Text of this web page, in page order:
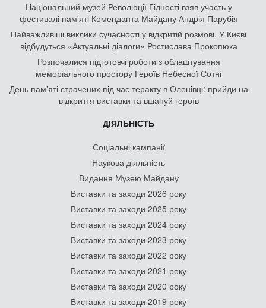
Національний музей Революції Гідності взяв участь у
фестивалі пам'яті Коменданта Майдану Андрія Парубія
Найважливіші виклики сучасності у відкритій розмові. У Києві
відбудуться «Актуальні діалоги» Ростислава Прокопюка
Розпочалися підготовчі роботи з облаштування
меморіального простору Героїв Небесної Сотні
День памʼяті страчених під час теракту в Оленівці: прийди на
відкриття виставки та вшануй героїв
ДІЯЛЬНІСТЬ
Соціальні кампанії
Наукова діяльність
Видання Музею Майдану
Виставки та заходи 2026 року
Виставки та заходи 2025 року
Виставки та заходи 2024 року
Виставки та заходи 2023 року
Виставки та заходи 2022 року
Виставки та заходи 2021 року
Виставки та заходи 2020 року
Виставки та заходи 2019 року